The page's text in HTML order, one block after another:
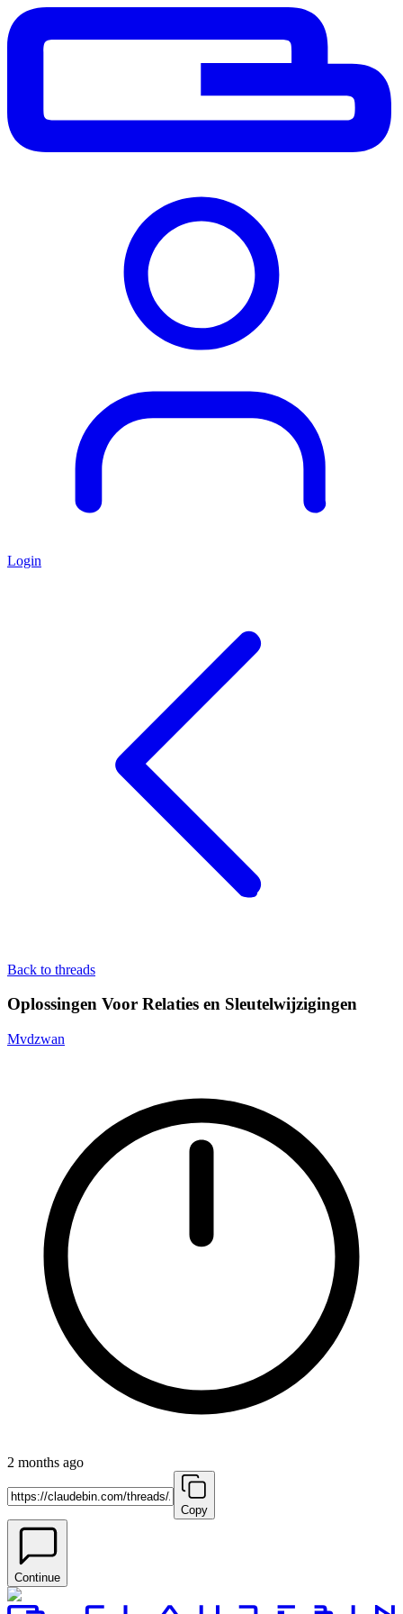
Login
Back to threads
Oplossingen Voor Relaties en Sleutelwijzigingen
Mvdzwan
2 months ago
Copy
Continue